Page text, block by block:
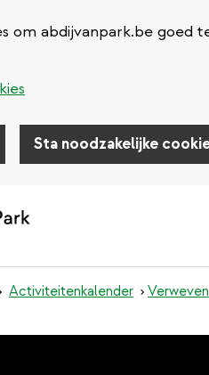
om abdijvanpark.be goed
Sta noodzakelijke
Activiteitenkalender